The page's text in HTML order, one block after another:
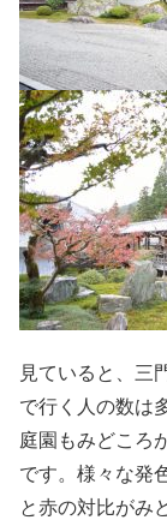
見ていると、三
で行く人の数は
庭園もみどころ
です。様々な発
と赤の対比がみ